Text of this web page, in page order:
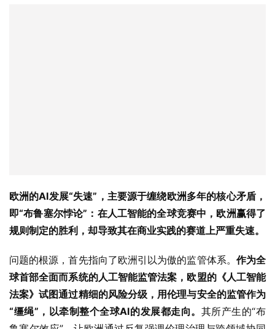
欧洲的AI发展“失速”，主要源于缠绕欧洲多年的核心矛盾，
即“布鲁塞尔悖论” ：在人工智能的全球竞赛中，欧洲赢得了
规则制定的胜利，却导致其在商业实践的赛道上严重失速。
问题的根源，首先指向了欧洲引以为傲的监管体系。 作为全
球首部全面而系统的人工智能监管法案，欧盟的《人工智能
法案》试图通过精细的风险分级，用伦理与安全的监管作为
“缰绳”，以牵制整个全球AI的发展都走向。 其所产生的“布